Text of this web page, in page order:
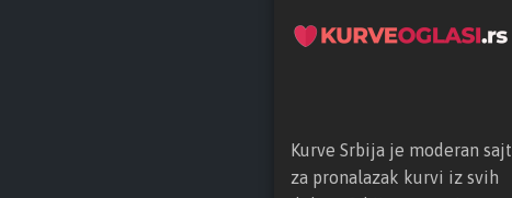
Kurve Srbija je moderan sajt
za pronalazak kurvi iz svih